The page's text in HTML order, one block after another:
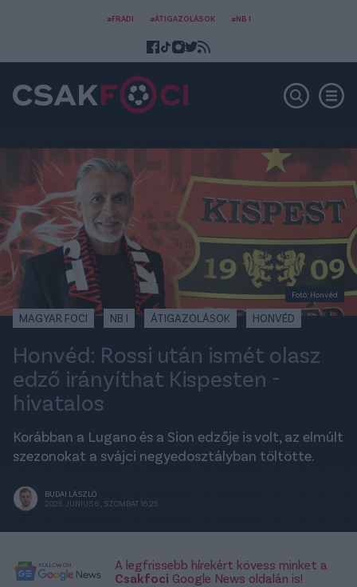
#FRADI #ÁTIGAZOLÁSOK #NB I
Fotó: Honvéd
MAGYAR FOCI NB I ÁTIGAZOLÁSOK HONVÉD
Honvéd: Rossi után ismét olasz
edző irányíthat Kispesten -
hivatalos
Korábban a Lugano és a Sion edzője is volt, az elmúlt
szezonokat a svájci negyedosztályban töltötte.
BUDAI LÁSZLÓ
2026. JÚNIUS 6., SZOMBAT 16:25
A legfrissebb hírekért kövess minket a
Csakfoci Google News oldalán is!